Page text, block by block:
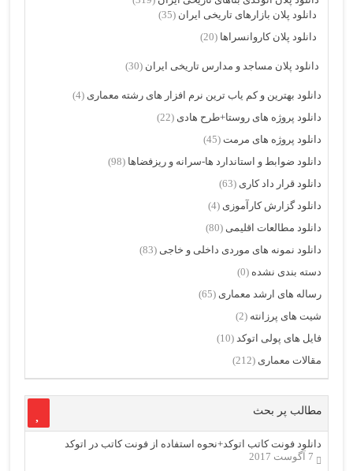
دانلود پلان بازارهای تاریخی ایران (35)
دانلود پلان کاروانسراها (20)
دانلود پلان مساجد و مدارس تاریخی ایران (30)
دانلود بهترین و کم یاب ترین نرم افزار های رشته معماری (4)
دانلود پروژه های روستا+طرح هادی (22)
دانلود پروژه های مرمت (45)
دانلود ضوابط و استاندارد ها-سرانه و ریزفضاها (98)
دانلود قرار داد کاری (63)
دانلود گزارش کارآموزی (4)
دانلود مطالعات اقلیمی (80)
دانلود نمونه های موردی داخلی و خاجی (83)
دسته بندی نشده (0)
رساله های ارشد معماری (65)
شیت های پرزانته (2)
فایل های پولی اتوکد (10)
مقالات معماری (212)
مطالب پر بحث
دانلود فونت کاتب اتوکد+نحوه استفاده از فونت کاتب در اتوکد
7 آگوست 2017